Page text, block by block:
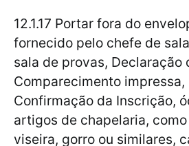
12.1.17 Portar fora do
fornecido pelo chefe de
sala de provas, Declaração
Comparecimento
Confirmação da Inscrição,
artigos de chapelaria,
viseira, gorro ou similares,